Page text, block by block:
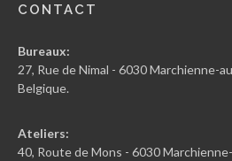
CONTACT
Bureaux:
27, Rue de Nimal - 6030 Marchienne-
Belgique.
Ateliers:
40, Route de Mons - 6030